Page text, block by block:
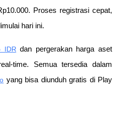
Proses registrasi cepat,
hari ini.
IDR dan pergerakan harga aset
time. Semua tersedia dalam
yang bisa diunduh gratis di Play